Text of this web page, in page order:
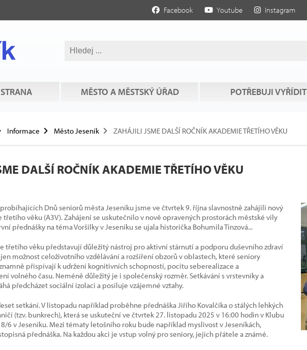
Facebook Youtube Instagram
MĚSTO A MĚSTSKÝ ÚŘAD POTŘEBUJI VYŘÍDIT
Informace Město Jeseník ZAHÁJILI JSME DALŠÍ ROČNÍK AKADEMIE TŘETÍHO VĚKU
DALŠÍ ROČNÍK AKADEMIE TŘETÍHO VĚKU
Dnů seniorů města Jeseníku jsme ve čtvrtek 9. října slavnostně zahájili nový
třetího věku (A3V). Zahájení se uskutečnilo v nově opravených prostorách městské vily
přednášky na téma Voršilky v Jeseníku se ujala historička Bohumila Tinzová...
třetího věku představují důležitý nástroj pro aktivní stárnutí a podporu duševního zdraví
možnost celoživotního vzdělávání a rozšíření obzorů v oblastech, které seniory
přispívají k udržení kognitivních schopností, pocitu seberealizace a
volného času. Neméně důležitý je i společenský rozměr. Setkávání s vrstevníky a
předcházet sociální izolaci a posiluje vzájemné vztahy.
setkání. V listopadu například proběhne přednáška Jiřího Kovalčíka o stálých lehkých
(tzv. bunkrech), která se uskuteční ve čtvrtek 27. listopadu 2025 v 16:00 hodin v Klubu
6 v Jeseníku. Mezi tématy letošního roku bude například myslivost v Jeseníkách,
přednáška. Na každou akci je vstup volný pro seniory, jejich přátele a známé.